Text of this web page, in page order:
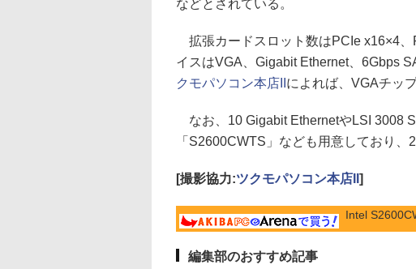
などとされている。
拡張カードスロット数はPCIe x16×4、
イスはVGA、Gigabit Ethernet、6Gbps
クモパソコン本店II によれば、VGAチッ
なお、10 Gigabit EthernetやLSI 3008
「S2600CWTS」なども用意しており、
[撮影協力:ツクモパソコン本店II ]
Intel
編集部のおすすめ記事